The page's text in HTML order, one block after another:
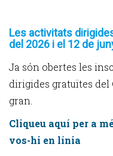
Les activitats
del 2026 i el 12 de
Ja són obertes les
dirigides gratuïtes del
gran.
Cliqueu aquí per a
vos-hi en línia